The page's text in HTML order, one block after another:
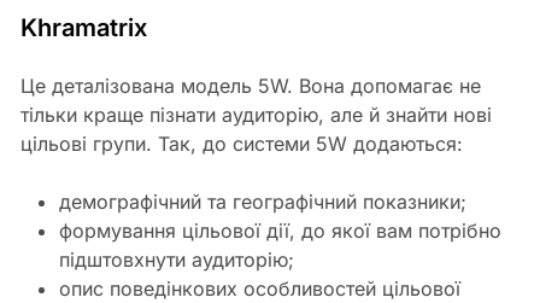
Khramatrix
Це деталізована модель 5W. Вона допомагає не
тільки краще пізнати аудиторію, але й знайти нові
цільові групи. Так, до системи 5W додаються:
демографічний та географічний показники;
формування цільової дії, до якої вам потрібно
підштовхнути аудиторію;
опис поведінкових особливостей цільової